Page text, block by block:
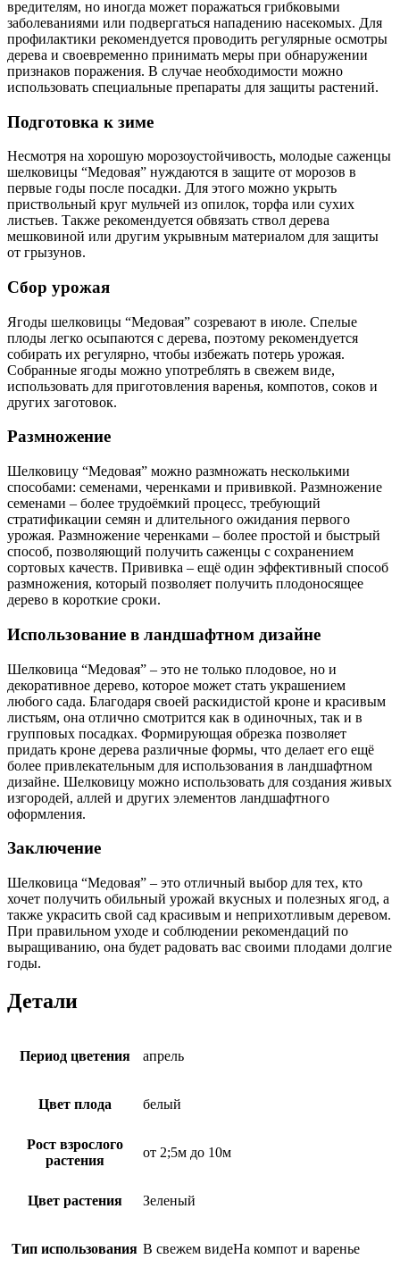
вредителям, но иногда может поражаться грибковыми
заболеваниями или подвергаться нападению насекомых. Для
профилактики рекомендуется проводить регулярные осмотры
дерева и своевременно принимать меры при обнаружении
признаков поражения. В случае необходимости можно
использовать специальные препараты для защиты растений.
Подготовка к зиме
Несмотря на хорошую морозоустойчивость, молодые саженцы
шелковицы “Медовая” нуждаются в защите от морозов в
первые годы после посадки. Для этого можно укрыть
приствольный круг мульчей из опилок, торфа или сухих
листьев. Также рекомендуется обвязать ствол дерева
мешковиной или другим укрывным материалом для защиты
от грызунов.
Сбор урожая
Ягоды шелковицы “Медовая” созревают в июле. Спелые
плоды легко осыпаются с дерева, поэтому рекомендуется
собирать их регулярно, чтобы избежать потерь урожая.
Собранные ягоды можно употреблять в свежем виде,
использовать для приготовления варенья, компотов, соков и
других заготовок.
Размножение
Шелковицу “Медовая” можно размножать несколькими
способами: семенами, черенками и прививкой. Размножение
семенами – более трудоёмкий процесс, требующий
стратификации семян и длительного ожидания первого
урожая. Размножение черенками – более простой и быстрый
способ, позволяющий получить саженцы с сохранением
сортовых качеств. Прививка – ещё один эффективный способ
размножения, который позволяет получить плодоносящее
дерево в короткие сроки.
Использование в ландшафтном дизайне
Шелковица “Медовая” – это не только плодовое, но и
декоративное дерево, которое может стать украшением
любого сада. Благодаря своей раскидистой кроне и красивым
листьям, она отлично смотрится как в одиночных, так и в
групповых посадках. Формирующая обрезка позволяет
придать кроне дерева различные формы, что делает его ещё
более привлекательным для использования в ландшафтном
дизайне. Шелковицу можно использовать для создания живых
изгородей, аллей и других элементов ландшафтного
оформления.
Заключение
Шелковица “Медовая” – это отличный выбор для тех, кто
хочет получить обильный урожай вкусных и полезных ягод, а
также украсить свой сад красивым и неприхотливым деревом.
При правильном уходе и соблюдении рекомендаций по
выращиванию, она будет радовать вас своими плодами долгие
годы.
Детали
Период цветения апрель
Цвет плода белый
Рост взрослого
растения
от 2;5м до 10м
Цвет растения Зеленый
Тип использования В свежем видеНа компот и варенье